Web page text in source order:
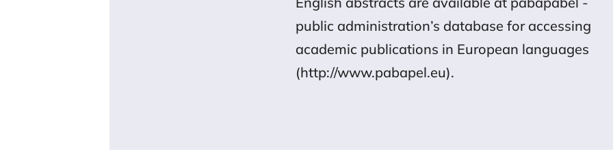
public administration’s database for accessing
academic publications in European languages
(http://www.pabapel.eu).